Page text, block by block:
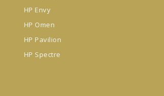
HP Envy
HP Omen
HP Pavilion
HP Spectre